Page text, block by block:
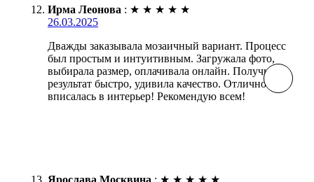
Ирма Леонова : ★ ★ ★ ★ ★
26.03.2025
Дважды заказывала мозаичный вариант. Процесс
был простым и интуитивным. Загружала фото,
выбирала размер, оплачивала онлайн. Получила
результат быстро, удивила качество. Отлично
вписалась в интерьер! Рекомендую всем!